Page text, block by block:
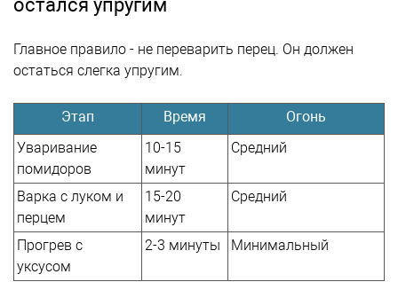
остался упругим
Главное правило - не переварить перец. Он должен
остаться слегка упругим.
Этап Время
Огонь
Уваривание
помидоров
10-15
минут
Средний
Варка с луком и
перцем
15-20
минут
Средний
Прогрев с
уксусом
2-3 минуты Минимальный